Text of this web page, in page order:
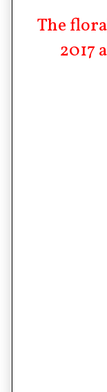
The
2017